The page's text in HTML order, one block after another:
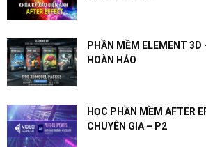
PHẦN MỀM ELEMENT 3D
HOÀN HẢO
HỌC PHẦN MỀM AFTER
CHUYÊN GIA – P2